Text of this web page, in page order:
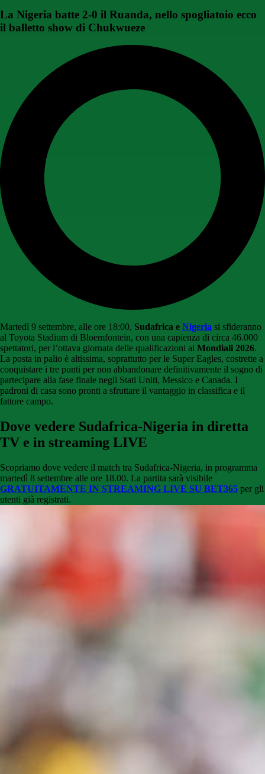
La Nigeria batte 2-0 il Ruanda, nello spogliatoio ecco
il balletto show di Chukwueze
Martedì 9 settembre, alle ore 18:00, Sudafrica e Nigeria si sfideranno
al Toyota Stadium di Bloemfontein, con una capienza di circa 46.000
spettatori, per l’ottava giornata delle qualificazioni ai Mondiali 2026.
La posta in palio è altissima, soprattutto per le Super Eagles, costrette a
conquistare i tre punti per non abbandonare definitivamente il sogno di
partecipare alla fase finale negli Stati Uniti, Messico e Canada. I
padroni di casa sono pronti a sfruttare il vantaggio in classifica e il
fattore campo.
Dove vedere Sudafrica-Nigeria in diretta
TV e in streaming LIVE
Scopriamo dove vedere il match tra Sudafrica-Nigeria, in programma
martedì 8 settembre alle ore 18.00. La partita sarà visibile
GRATUITAMENTE IN STREAMING LIVE SU BET365 per gli
utenti già registrati.